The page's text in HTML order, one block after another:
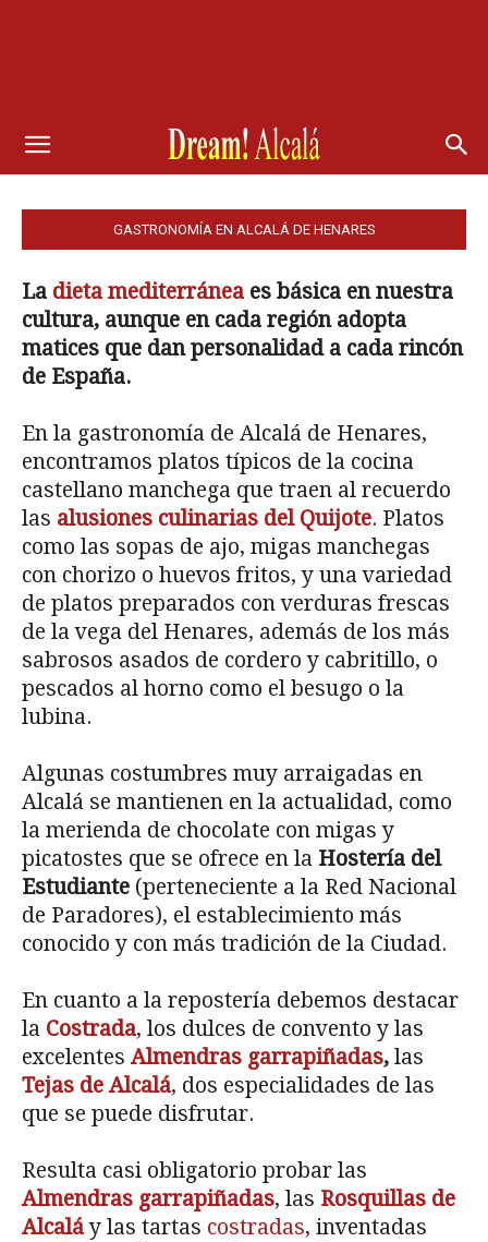
GASTRONOMÍA EN ALCALÁ DE HENARES
La dieta mediterránea es básica en nuestra
cultura, aunque en cada región adopta
matices que dan personalidad a cada rincón
de España.
En la gastronomía de Alcalá de Henares,
encontramos platos típicos de la cocina
castellano manchega que traen al recuerdo
las alusiones culinarias del Quijote. Platos
como las sopas de ajo, migas manchegas
con chorizo o huevos fritos, y una variedad
de platos preparados con verduras frescas
de la vega del Henares, además de los más
sabrosos asados de cordero y cabritillo, o
pescados al horno como el besugo o la
lubina.
Algunas costumbres muy arraigadas en
Alcalá se mantienen en la actualidad, como
la merienda de chocolate con migas y
picatostes que se ofrece en la Hostería del
Estudiante (perteneciente a la Red Nacional
de Paradores), el establecimiento más
conocido y con más tradición de la Ciudad.
En cuanto a la repostería debemos destacar
la Costrada, los dulces de convento y las
excelentes Almendras garrapiñadas, las
Tejas de Alcalá, dos especialidades de las
que se puede disfrutar.
Resulta casi obligatorio probar las
Almendras garrapiñadas, las Rosquillas de
Alcaláy las tartas costradas, inventadas